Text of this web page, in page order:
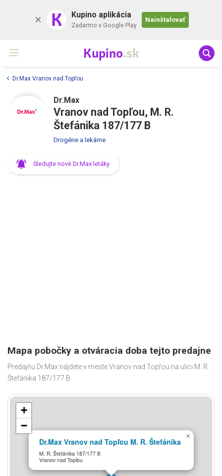
K Kupino aplikácia
Zadarmo v Google Play
Nainštalovať
Kupino.sk
Dr.Max Vranov nad Topľou
Dr.Max
Vranov nad Topľou, M. R.
Štefánika 187/177 B
Drogérie a lekárne
Sledujte nové Dr.Max letáky
Mapa pobočky a otváracia doba tejto predajne
Predajňu Dr.Max nájdete v meste Vranov nad Topľou na ulici M. R.
Štefánika 187/177 B.
Dr.Max Vranov nad Topľou M. R. Štefánika
M. R. Štefánika 187/177 B
Vranov nad Topľou
×
+
−